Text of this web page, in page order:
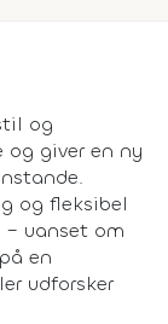
og
giver en ny
og fleksibel
uanset om
en
udforsker